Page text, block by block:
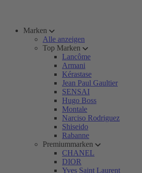
Marken
Alle anzeigen
Top Marken
Lancôme
Armani
Kérastase
Jean Paul Gaultier
SENSAI
Hugo Boss
Montale
Narciso Rodriguez
Shiseido
Rabanne
Premiummarken
CHANEL
DIOR
Yves Saint Laurent